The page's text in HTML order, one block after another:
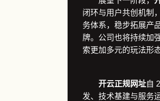
闭环与用户共创机制
务体系，稳步拓展产
牌。公司也将持续加
索更加多元的玩法形
开云正规网址自
发、技术基建与服务